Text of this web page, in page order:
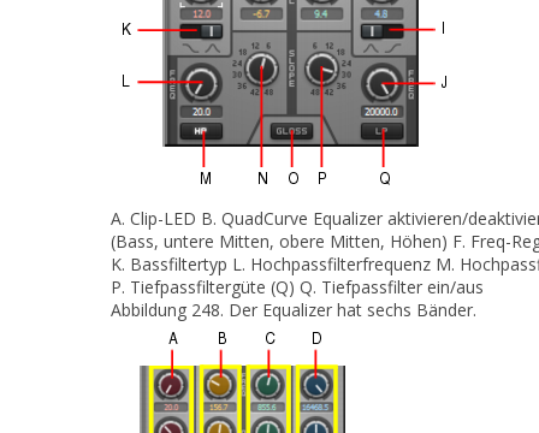
A. Clip-LED B. QuadCurve Equalizer aktivieren/
(Bass, untere Mitten, obere Mitten, Höhen) F. Freq-
K. Bassfiltertyp L. Hochpassfilterfrequenz M.
P. Tiefpassfiltergüte (Q) Q. Tiefpassfilter ein/aus
Abbildung 248. Der Equalizer hat sechs Bänder.